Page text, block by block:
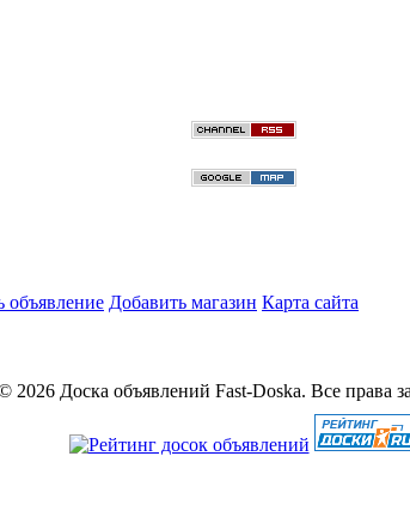
объявление Добавить магазин Карта сайта
2026 Доска объявлений Fast-Doska. Все права